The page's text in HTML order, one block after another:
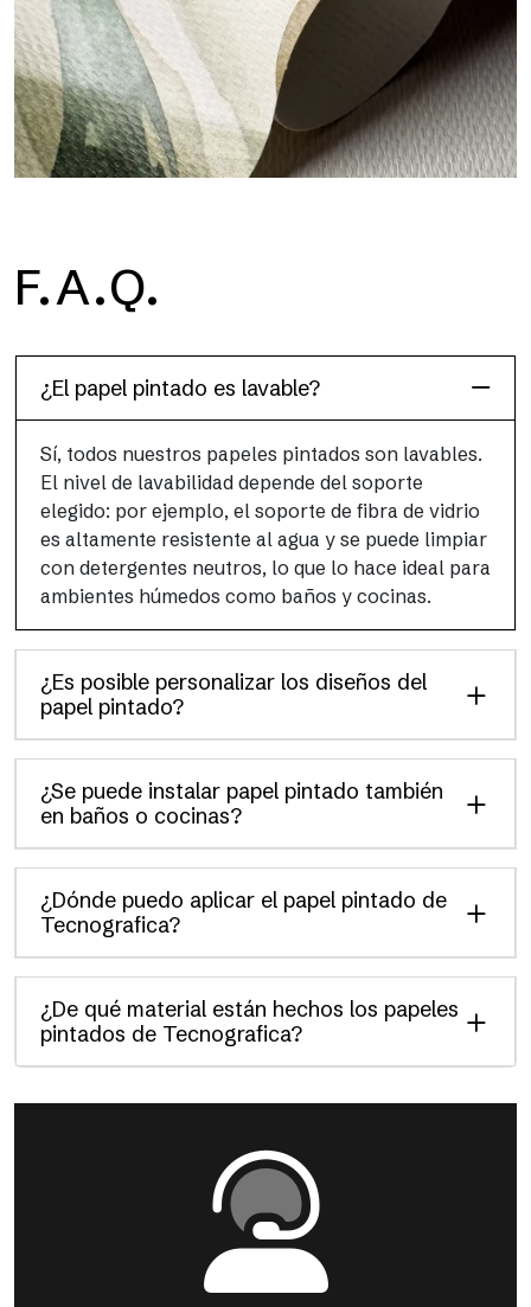
H2O es el papel pintado de baño de fibra de vidrio
impermeable, ideal para cabinas de ducha y ambientes
F.A.Q.
¿El papel pintado es lavable?
Sí, todos nuestros papeles pintados son lavables.
El nivel de lavabilidad depende del soporte
elegido: por ejemplo, el soporte de fibra de vidrio
es altamente resistente al agua y se puede limpiar
con detergentes neutros, lo que lo hace ideal para
ambientes húmedos como baños y cocinas.
¿Es posible personalizar los diseños del
papel pintado?
¿Se puede instalar papel pintado también
en baños o cocinas?
¿Dónde puedo aplicar el papel pintado de
Tecnografica?
¿De qué material están hechos los papeles
pintados de Tecnografica?